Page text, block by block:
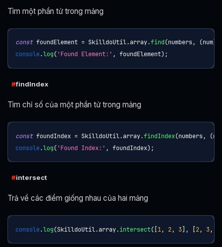
Tìm một phần tử trong mảng
const foundElement = SkilldoUtil.array.find(numbers, (num)
console.log( 'Found Element:' , foundElement) ;
findIndex
Tìm chỉ số của một phần tử trong mảng
const foundIndex = SkilldoUtil.array.findIndex(numbers, (
console.log( 'Found Index:' , foundIndex) ;
intersect
Trả về các điểm giống nhau của hai mảng
console.log(SkilldoUtil.array.intersect( 1, 2, 3 , 2, 3 ,